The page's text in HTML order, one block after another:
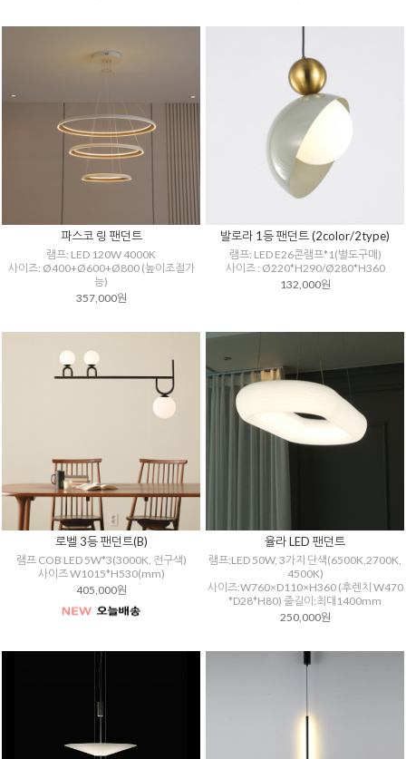
파스코 링 팬던트
램프: LED 120W 4000K
사이즈: Ø400+Ø600+Ø800 (높이조절가
능)
357,000원
발로라 1등 팬던트 (2color/2type)
램프: LED E26콘램프*1(별도구매)
사이즈 : Ø220*H290/Ø280*H360
132,000원
로벨 3등 팬던트(B)
램프 COB LED 5W*3(3000K, 전구색)
사이즈 W1015*H530(mm)
405,000원
율라 LED 팬던트
램프:LED 50W, 3가지 단색(6500K,2700K,
4500K)
사이즈:W760×D110×H360 (후렌치 W470
*D28*H80) 줄길이:최대1400mm
250,000원